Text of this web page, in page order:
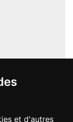
et d'autres